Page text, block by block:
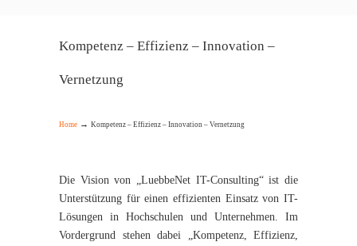
Kompetenz – Effizienz – Innovation –
Vernetzung
Home → Kompetenz – Effizienz – Innovation – Vernetzung
Die Vision von „LuebbeNet IT-Consulting“ ist die
Unterstützung für einen effizienten Einsatz von IT-
Lösungen in Hochschulen und Unternehmen. Im
Vordergrund stehen dabei „Kompetenz, Effizienz,